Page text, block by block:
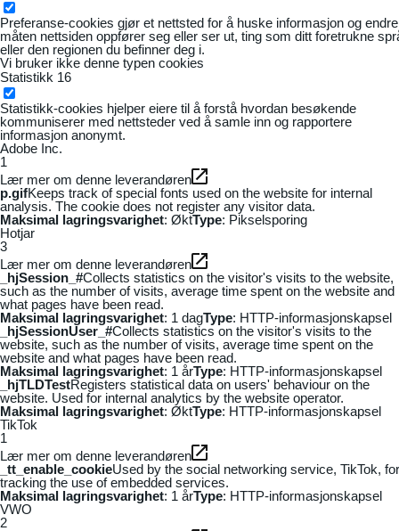
Preferanse-cookies gjør et nettsted for å huske informasjon og
måten nettsiden oppfører seg eller ser ut, ting som ditt foretrukne
eller den regionen du befinner deg i.
Vi bruker ikke denne typen cookies
Statistikk 16
Statistikk-cookies hjelper eiere til å forstå hvordan besøkende
kommuniserer med nettsteder ved å samle inn og rapportere
informasjon anonymt.
Adobe Inc.
1
Lær mer om denne leverandøren
p.gifKeeps track of special fonts used on the website for internal
analysis. The cookie does not register any visitor data.
Maksimal lagringsvarighet: ØktType: Pikselsporing
Hotjar
3
Lær mer om denne leverandøren
_hjSession_#Collects statistics on the visitor's visits to the website,
such as the number of visits, average time spent on the website and
what pages have been read.
Maksimal lagringsvarighet: 1 dagType: HTTP-informasjonskapsel
_hjSessionUser_#Collects statistics on the visitor's visits to the
website, such as the number of visits, average time spent on the
website and what pages have been read.
Maksimal lagringsvarighet: 1 årType: HTTP-informasjonskapsel
_hjTLDTestRegisters statistical data on users' behaviour on the
website. Used for internal analytics by the website operator.
Maksimal lagringsvarighet: ØktType: HTTP-informasjonskapsel
TikTok
1
Lær mer om denne leverandøren
_tt_enable_cookieUsed by the social networking service, TikTok, for
tracking the use of embedded services.
Maksimal lagringsvarighet: 1 årType: HTTP-informasjonskapsel
VWO
2